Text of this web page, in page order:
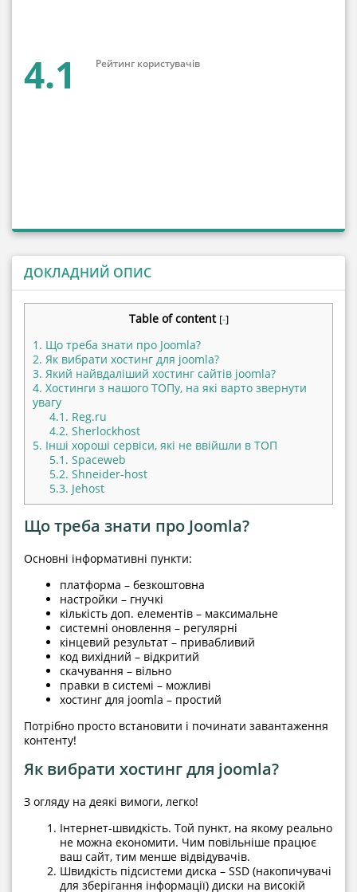
4.1 Рейтинг користувачів
ДОКЛАДНИЙ ОПИС
Table of content [-]
1. Що треба знати про Joomla?
2. Як вибрати хостинг для joomla?
3. Який найвдаліший хостинг сайтів joomla?
4. Хостинги з нашого ТОПу, на які варто звернути
увагу
4.1. Reg.ru
4.2. Sherlockhost
5. Інші хороші сервіси, які не ввійшли в ТОП
5.1. Spaceweb
5.2. Shneider-host
5.3. Jehost
Що треба знати про Joomla?
Основні інформативні пункти:
платформа – безкоштовна
настройки – гнучкі
кількість доп. елементів – максимальне
системні оновлення – регулярні
кінцевий результат – привабливий
код вихідний – відкритий
скачування – вільно
правки в системі – можливі
хостинг для joomla – простий
Потрібно просто встановити і починати завантаження
контенту!
Як вибрати хостинг для joomla?
З огляду на деякі вимоги, легко!
Інтернет-швидкість. Той пункт, на якому реально
не можна економити. Чим повільніше працює
ваш сайт, тим менше відвідувачів.
Швидкість підсистеми диска – SSD (накопичувачі
для зберігання інформації) диски на високій